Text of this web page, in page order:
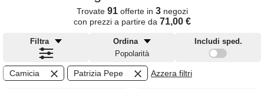
Trovate 91offerte in 3negozi
con prezzi a partire da 71,00 €
Filtra
Ordina
Popolarità
Includi sped.
Camicia Patrizia Pepe Azzera filtri